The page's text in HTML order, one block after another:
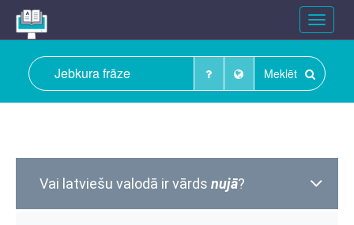
Toggle
Meklēt
Vai latviešu valodā ir vārds nujā?